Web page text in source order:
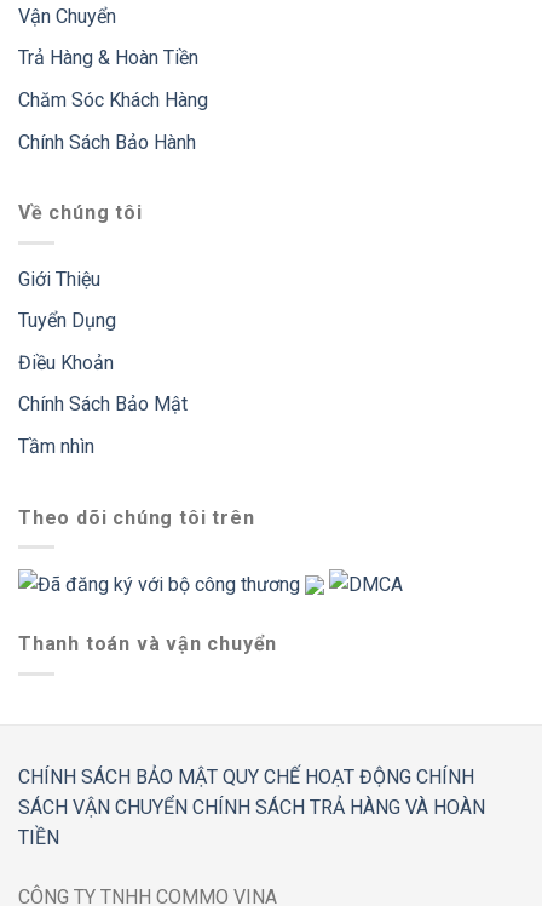
Vận Chuyển
Trả Hàng & Hoàn Tiền
Chăm Sóc Khách Hàng
Chính Sách Bảo Hành
Về chúng tôi
Giới Thiệu
Tuyển Dụng
Điều Khoản
Chính Sách Bảo Mật
Tầm nhìn
Theo dõi chúng tôi trên
Thanh toán và vận chuyển
CHÍNH SÁCH BẢO MẬT QUY CHẾ HOẠT ĐỘNG CHÍNH
SÁCH VẬN CHUYỂN CHÍNH SÁCH TRẢ HÀNG VÀ HOÀN
TIỀN
CÔNG TY TNHH COMMO VINA